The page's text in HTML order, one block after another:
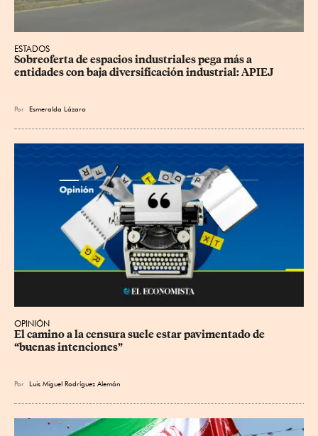
ESTADOS
Sobreoferta de espacios industriales pega más a
entidades con baja diversificación industrial: APIEJ
Por Esmeralda Lázaro
OPINIÓN
El camino a la censura suele estar pavimentado de
“buenas intenciones”
Por Luis Miguel Rodríguez Alemán